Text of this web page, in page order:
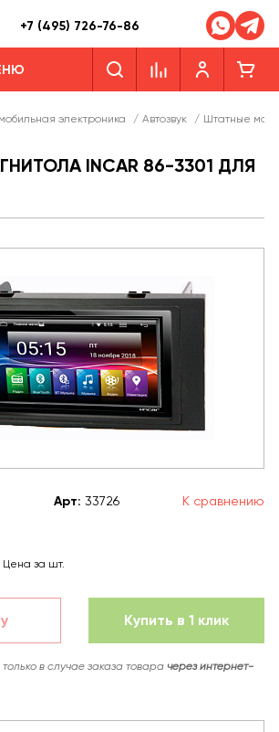
+7 (495) 726-76-86
электроника / Автозвук / Штатные
INCAR 86-3301 ДЛЯ
Арт: 33726 К сравнению
Цена за шт.
Купить в 1 клик
в случае заказа товара через интернет-